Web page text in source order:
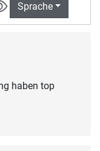
Sprache
haben top